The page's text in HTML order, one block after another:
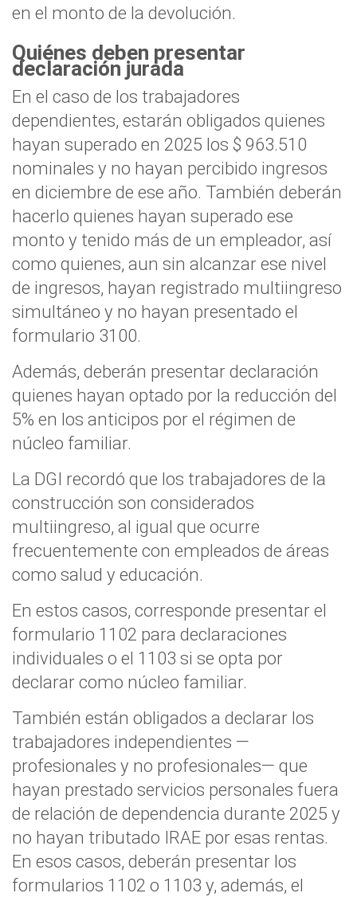
en el monto de la devolución.
Quiénes deben presentar
declaración jurada
En el caso de los trabajadores
dependientes, estarán obligados quienes
hayan superado en 2025 los $ 963.510
nominales y no hayan percibido ingresos
en diciembre de ese año. También deberán
hacerlo quienes hayan superado ese
monto y tenido más de un empleador, así
como quienes, aun sin alcanzar ese nivel
de ingresos, hayan registrado multiingreso
simultáneo y no hayan presentado el
formulario 3100.
Además, deberán presentar declaración
quienes hayan optado por la reducción del
5% en los anticipos por el régimen de
núcleo familiar.
La DGI recordó que los trabajadores de la
construcción son considerados
multiingreso, al igual que ocurre
frecuentemente con empleados de áreas
como salud y educación.
En estos casos, corresponde presentar el
formulario 1102 para declaraciones
individuales o el 1103 si se opta por
declarar como núcleo familiar.
También están obligados a declarar los
trabajadores independientes —
profesionales y no profesionales— que
hayan prestado servicios personales fuera
de relación de dependencia durante 2025 y
no hayan tributado IRAE por esas rentas.
En esos casos, deberán presentar los
formularios 1102 o 1103 y, además, el